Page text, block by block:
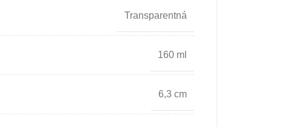
Transparentná
160 ml
6,3 cm